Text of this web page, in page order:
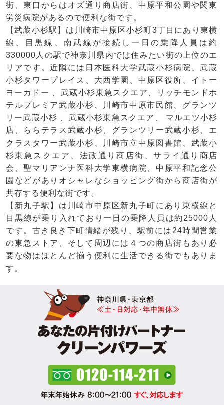
街、東口からはオズ通り商店街、中原平和公園や関東
労災病院があるので便利な街です。
【武蔵小杉駅】は川崎市中原区小杉町3丁目にあり東横
線、目黒線、南武線が接続し一日の乗降人員は約
330000人の駅で神奈川県内では住みたい街の上位のエ
リアです。近隣には日本医科大学武蔵小杉病院、武蔵
小杉タワープレイス、大西学園、中原区役所、イトー
ヨーカドー 、武蔵小杉東急スクエア、リッチモンドホ
テルプレミア武蔵小杉、川崎市中原市民館、グランツ
リー武蔵小杉 、武蔵小杉東急スクエア、 マルエツ小杉
店、ららテラス武蔵小杉、グランツリー武蔵小杉、エ
クラスタワー武蔵小杉、川崎市立中原図書館、武蔵小
杉東急スクエア、法政通り商店街、サライ通り商店
会、聖マリアンナ医科大学東横病院、中原平和記念公
園などがありオシャレなショッピング街から商店街が
共存する便利な街です。
【新丸子駅】は川崎市中原区新丸子町にあり東横線と
目黒線が乗り入れており一日の乗降人員は約25000人
です。古き良き下町情緒が残り、駅前には24時間営業
の東急ストア、そして周辺には４つの商店街もあり必
要な物はほとんど揃う便利に生活できる街でもありま
す。